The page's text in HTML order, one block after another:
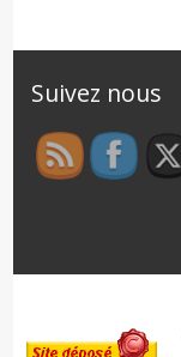
Suivez nous